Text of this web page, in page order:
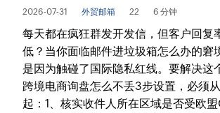
2026-07-31 外贸邮箱 22 6 分钟
每天都在疯狂群发开发信，但客户回复
低？当你面临邮件进垃圾箱怎么办的窘
是因为触碰了国际隐私红线。要解决这
跨境电商询盘怎么不丢3步设置，必须
起：1、核实收件人所在区域是否受欧盟